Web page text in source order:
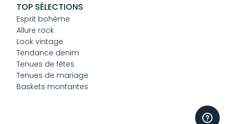
TOP SÉLECTIONS
Esprit bohème
Allure rock
Look vintage
Tendance denim
Tenues de fêtes
Tenues de mariage
Baskets montantes